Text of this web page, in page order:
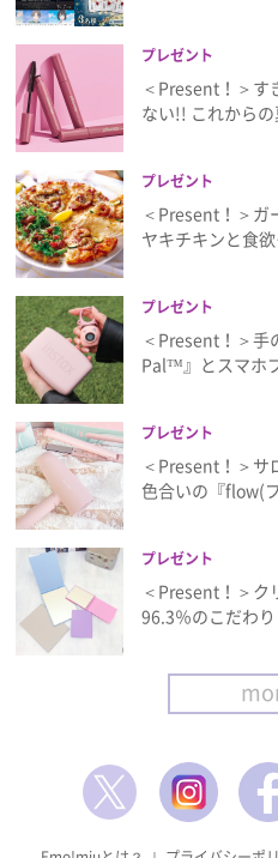
プレゼント
＜Present！＞す
ない!! これから
プレゼント
＜Present！＞ガ
ヤキチキンと食
プレゼント
＜Present！＞
Pal™』とスマホ
プレゼント
＜Present！＞サ
色合いの『flow(
プレゼント
＜Present！＞ク
96.3％のこだわ